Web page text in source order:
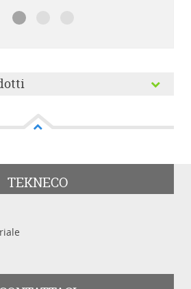
SOLON HEATdynamic
TEKNECO